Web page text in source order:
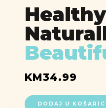
KM34.99
DODAJ U